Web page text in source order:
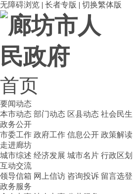
无障碍浏览 | 长者专版 | 切换繁体版
首页
要闻动态
本市动态 部门动态 区县动态 社会民生
政务公开
市委工作 政府工作 信息公开 政策解读
走进廊坊
城市综述 经济发展 城市名片 行政区划
互动交流
领导信箱 网上信访 咨询投诉 留言选登
政务服务